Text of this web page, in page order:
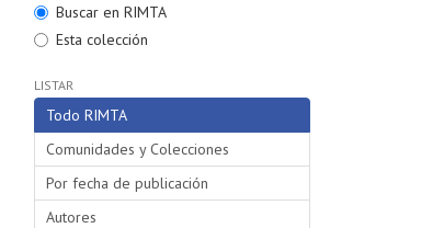
Buscar en RIMTA
Esta colección
LISTAR
Todo RIMTA
Comunidades y Colecciones
Por fecha de publicación
Autores